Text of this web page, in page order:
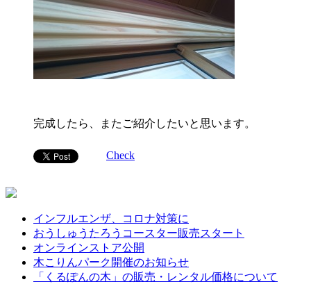
完成したら、またご紹介したいと思います。
Check
インフルエンザ、コロナ対策に
おうしゅうたろうコースター販売スタート
オンラインストア公開
木こりんパーク開催のお知らせ
「くるぽんの木」の販売・レンタル価格について